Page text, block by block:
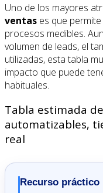
Uno de los mayores
ventas es que
procesos medibles.
volumen de leads, el
utilizadas, esta tabla
impacto que puede
habituales.
Tabla estimada
automatizables,
real
Recurso práctico